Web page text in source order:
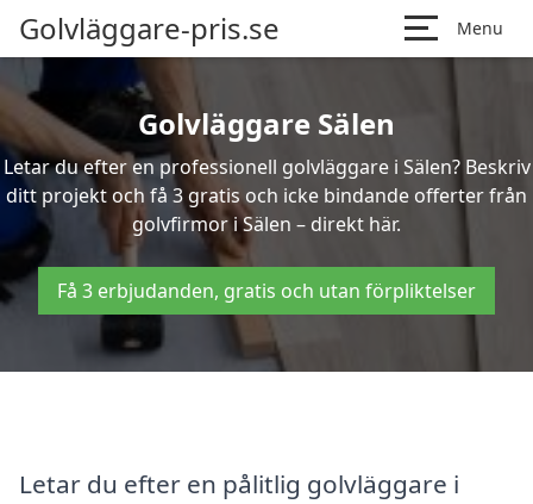
Golvläggare-pris.se Menu
Golvläggare Sälen
Letar du efter en professionell golvläggare i Sälen? Beskriv
ditt projekt och få 3 gratis och icke bindande offerter från
golvfirmor i Sälen – direkt här.
Få 3 erbjudanden, gratis och utan förpliktelser
Letar du efter en pålitlig golvläggare i